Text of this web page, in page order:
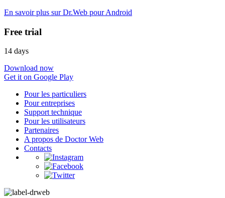
En savoir plus sur Dr.Web pour Android
Free trial
14 days
Download now
Get it on Google Play
Pour les particuliers
Pour entreprises
Support technique
Pour les utilisateurs
Partenaires
A propos de Doctor Web
Contacts